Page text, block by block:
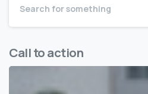
Call to action